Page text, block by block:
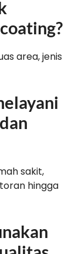
area, jenis
sakit,
hingga